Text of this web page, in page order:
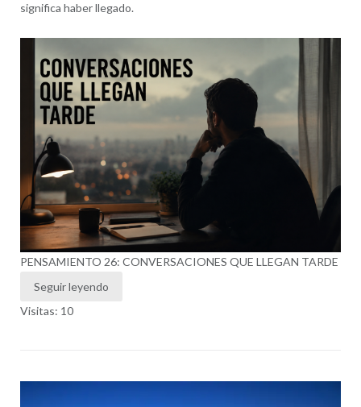
significa haber llegado.
PENSAMIENTO 26: CONVERSACIONES QUE LLEGAN TARDE
Seguir leyendo
Visitas: 10